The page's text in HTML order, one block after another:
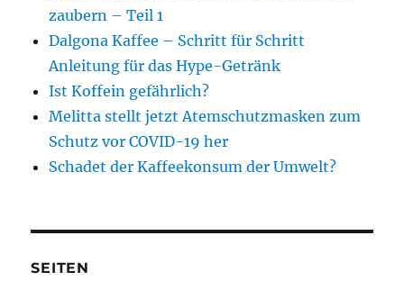
zaubern – Teil 1
Dalgona Kaffee – Schritt für Schritt
Anleitung für das Hype-Getränk
Ist Koffein gefährlich?
Melitta stellt jetzt Atemschutzmasken zum
Schutz vor COVID-19 her
Schadet der Kaffeekonsum der Umwelt?
SEITEN